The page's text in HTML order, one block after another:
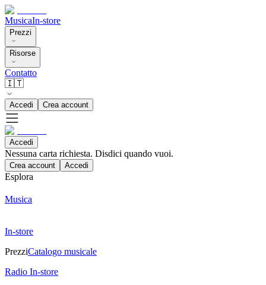
MusicaIn-store
Prezzi
Risorse
Contatto
🇮🇹
Accedi Crea account
Accedi
Nessuna carta richiesta. Disdici quando vuoi.
Crea account Accedi
Esplora
Musica
In-store
PrezziCatalogo musicale
Radio In-store